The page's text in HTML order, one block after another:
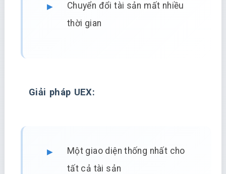
Chuyển đổi tài sản mất nhiều
thời gian
Giải pháp UEX:
Một giao diện thống nhất cho
tất cả tài sản